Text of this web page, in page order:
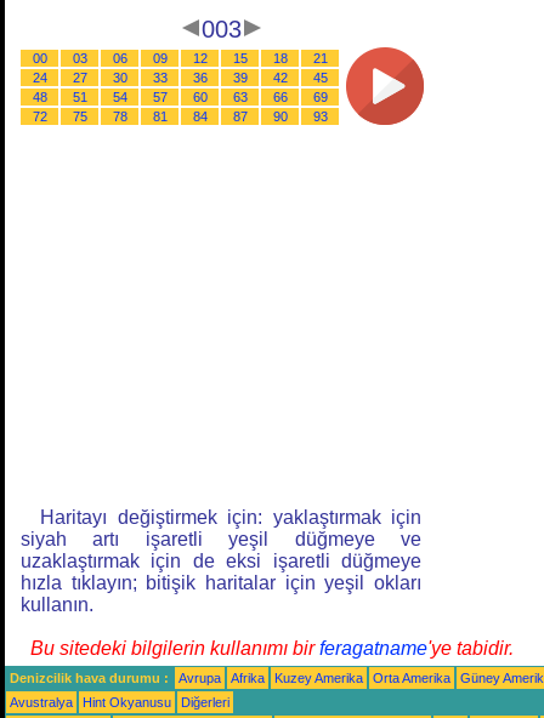
003
00 03 06 09 12 15 18
21
24
27 30 33 36 39 42
45
48
51 54 57 60 63 66
69
72
75 78 81 84 87 90 93
Haritayı değiştirmek için: yaklaştırmak için
siyah artı işaretli yeşil düğmeye ve
uzaklaştırmak için de eksi işaretli düğmeye
hızla tıklayın; bitişik haritalar için yeşil okları
kullanın.
Bu sitedeki bilgilerin kullanımı birferagatname'ye tabidir.
Denizcilik hava durumu : Avrupa Afrika Kuzey Amerika Orta Amerika
Güney
Avustralya
Hint Okyanusu
Diğerleri